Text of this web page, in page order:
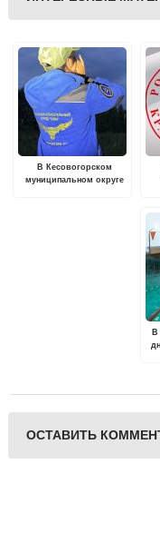
В Кесовогорском
муниципальном округе
В
ОСТАВИТЬ